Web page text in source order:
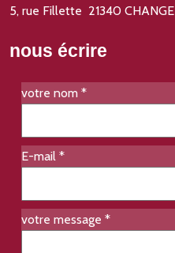
5, rue Fillette 21340 CHANGE
nous écrire
votre nom *
E-mail *
votre message *